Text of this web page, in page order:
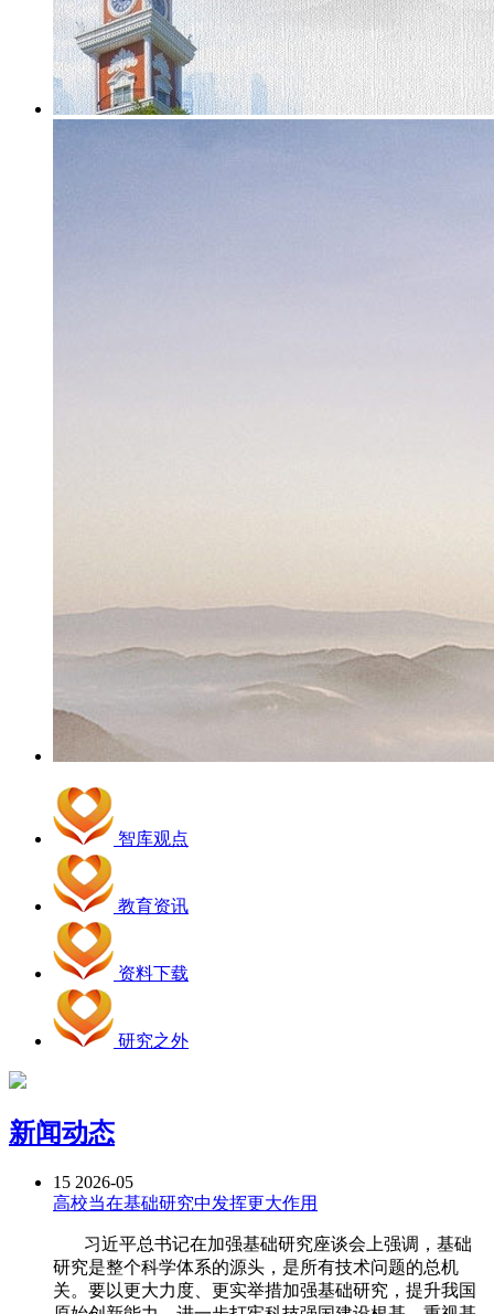
智库观点
教育资讯
资料下载
研究之外
新闻动态
15 2026-05
高校当在基础研究中发挥更大作用
习近平总书记在加强基础研究座谈会上强调，基础
研究是整个科学体系的源头，是所有技术问题的总机
关。要以更大力度、更实举措加强基础研究，提升我国